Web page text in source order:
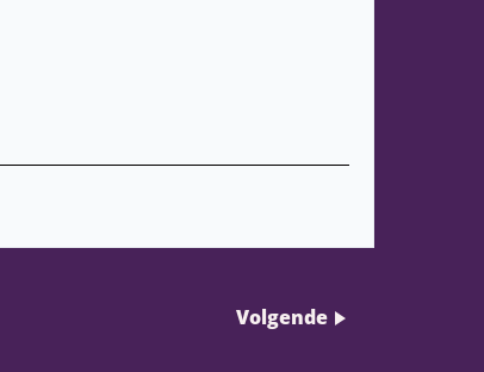
Volgende